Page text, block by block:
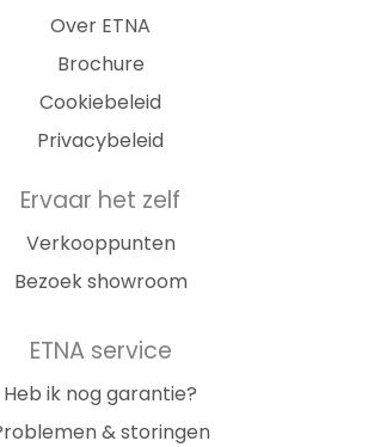
Over ETNA
Brochure
Cookiebeleid
Privacybeleid
Ervaar het zelf
Verkooppunten
Bezoek showroom
ETNA service
Heb ik nog garantie?
& storingen